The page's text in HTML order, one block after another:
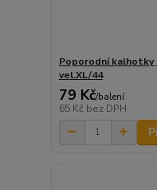
Poporodní kalhotky
vel.XL/44
79 Kč/balení
65 Kč bez DPH